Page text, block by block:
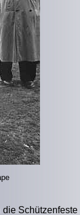
die Schützenfeste